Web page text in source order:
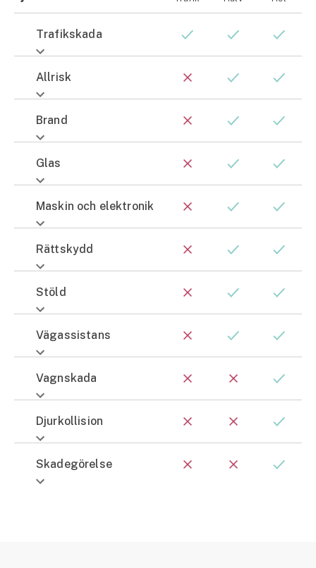
Trafikskada
Allrisk
Brand
Glas
Maskin och elektronik
Rättskydd
Stöld
Vägassistans
Vagnskada
Djurkollision
Skadegörelse